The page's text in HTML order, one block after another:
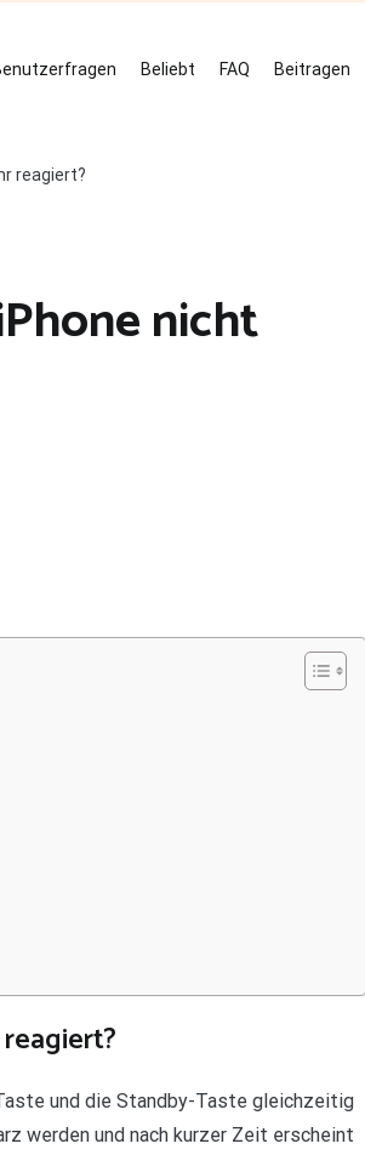
Beliebt FAQ Beitragen
reagiert?
nicht
und die Standby-Taste gleichzeitig
werden und nach kurzer Zeit erscheint